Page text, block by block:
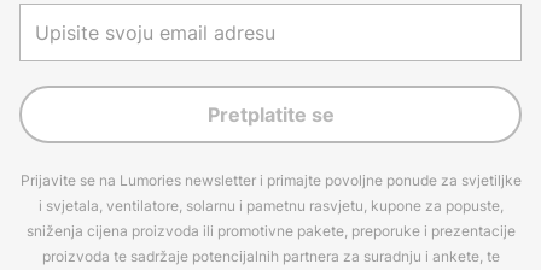
Pretplatite se
Prijavite se na Lumories newsletter i primajte povoljne ponude za svjetiljke
i svjetala, ventilatore, solarnu i pametnu rasvjetu, kupone za popuste,
sniženja cijena proizvoda ili promotivne pakete, preporuke i prezentacije
proizvoda te sadržaje potencijalnih partnera za suradnju i ankete, te